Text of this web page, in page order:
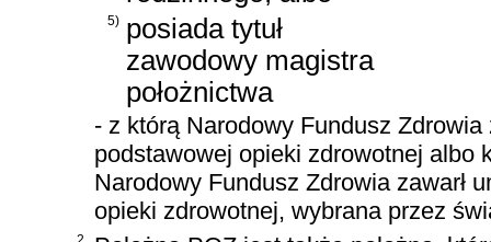
5) posiada tytuł
zawodowy magistra
położnictwa
- z którą Narodowy Fundusz
podstawowej opieki zdrowotnej albo
Narodowy Fundusz Zdrowia zawarł
opieki zdrowotnej, wybrana przez